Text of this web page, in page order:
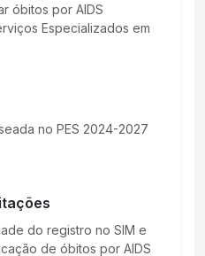
óbitos por AIDS
Especializados em
no PES 2024-2027
do registro no SIM e
de óbitos por AIDS